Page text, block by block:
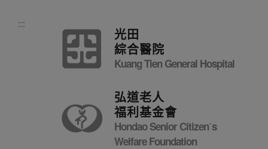
:::
光田
綜合醫院
Kuang Tien General Hospital
弘道老人
福利基金會
Hondao Senior Citizenˊs
Welfare Foundation